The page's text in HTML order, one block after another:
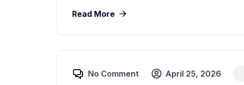
Read More
No Comment April 25, 2026